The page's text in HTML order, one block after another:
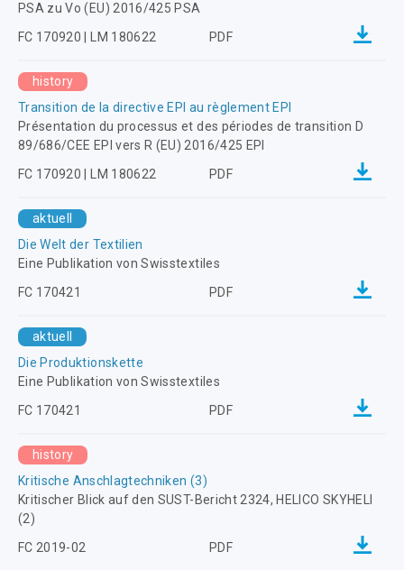
PSA zu Vo (EU) 2016/425 PSA
FC 170920 | LM 180622
PDF
history
Transition de la directive EPI au règlement EPI
Présentation du processus et des périodes de transition D
89/686/CEE EPI vers R (EU) 2016/425 EPI
FC 170920 | LM 180622
PDF
aktuell
Die Welt der Textilien
Eine Publikation von Swisstextiles
FC 170421
PDF
aktuell
Die Produktionskette
Eine Publikation von Swisstextiles
FC 170421
PDF
history
Kritische Anschlagtechniken (3)
Kritischer Blick auf den SUST-Bericht 2324, HELICO SKYHELI
(2)
FC 2019-02
PDF